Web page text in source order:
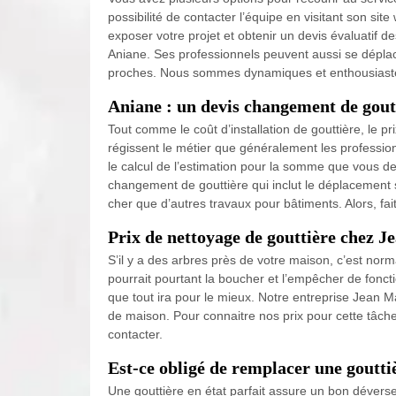
possibilité de contacter l’équipe en visitant son
exposer votre projet et obtenir un devis évaluatif
Aniane. Ses professionnels peuvent aussi se
proches. Nous sommes dynamiques et
Aniane : un devis changement de
Tout comme le coût d’installation de gouttière, le
régissent le métier que généralement les
le calcul de l’estimation pour la somme que vous
changement de gouttière qui inclut le
cher que d’autres travaux pour bâtiments. Alors,
Prix de nettoyage de gouttière chez
S’il y a des arbres près de votre maison, c’est
pourrait pourtant la boucher et l’empêcher de
que tout ira pour le mieux. Notre entreprise Jean
de maison. Pour connaitre nos prix pour cette
contacter.
Est-ce obligé de remplacer une
Une gouttière en état parfait assure un bon